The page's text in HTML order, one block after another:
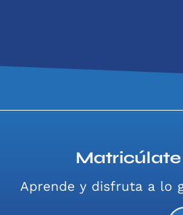
Matricúlate
Aprende y disfruta a lo